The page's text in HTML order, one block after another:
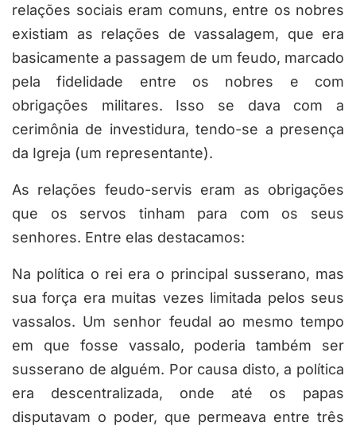
relações sociais eram comuns, entre os nobres
existiam as relações de vassalagem, que era
basicamente a passagem de um feudo, marcado
pela fidelidade entre os nobres e com
obrigações militares. Isso se dava com a
cerimônia de investidura, tendo-se a presença
da Igreja (um representante).
As relações feudo-servis eram as obrigações
que os servos tinham para com os seus
senhores. Entre elas destacamos:
Na política o rei era o principal susserano, mas
sua força era muitas vezes limitada pelos seus
vassalos. Um senhor feudal ao mesmo tempo
em que fosse vassalo, poderia também ser
susserano de alguém. Por causa disto, a política
era descentralizada, onde até os papas
disputavam o poder, que permeava entre três